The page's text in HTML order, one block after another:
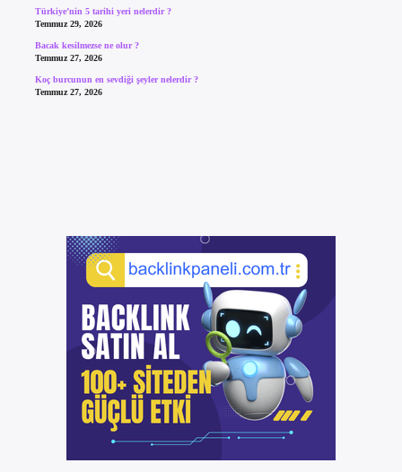
Türkiye’nin 5 tarihi yeri nelerdir ?
Temmuz 29, 2026
Bacak kesilmezse ne olur ?
Temmuz 27, 2026
Koç burcunun en sevdiği şeyler nelerdir ?
Temmuz 27, 2026